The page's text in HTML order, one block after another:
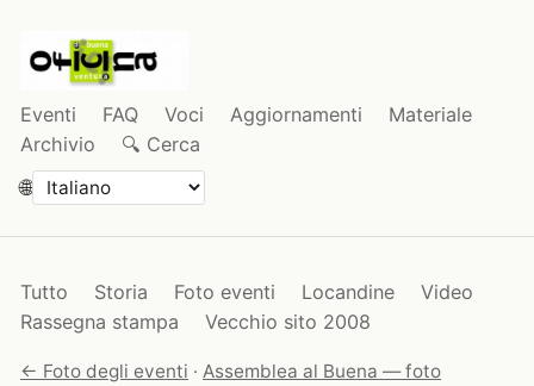
Eventi FAQ Voci Aggiornamenti
Materiale
Archivio
🔍 Cerca
🌐
Tutto Storia Foto eventi Locandine
Video
Rassegna stampa
Vecchio sito 2008
← Foto degli eventi · Assemblea al Buena — foto